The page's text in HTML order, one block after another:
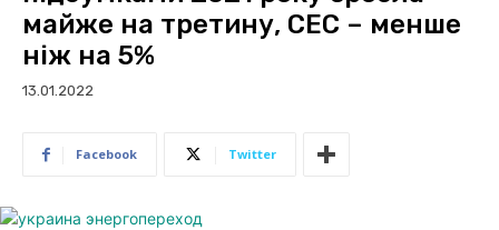
майже на третину, СЕС – менше
ніж на 5%
13.01.2022
Facebook Twitter